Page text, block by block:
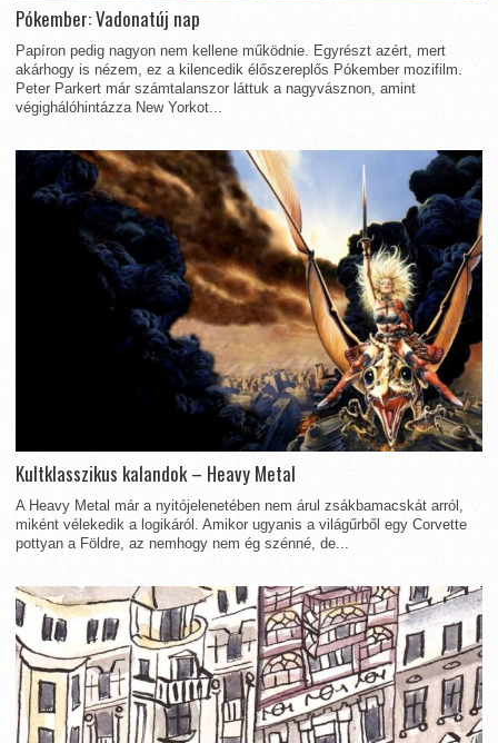
Pókember: Vadonatúj nap
Papíron pedig nagyon nem kellene működnie. Egyrészt azért, mert
akárhogy is nézem, ez a kilencedik élőszereplős Pókember mozifilm.
Peter Parkert már számtalanszor láttuk a nagyvásznon, amint
végighálóhintázza New Yorkot...
Kultklasszikus kalandok – Heavy Metal
A Heavy Metal már a nyitójelenetében nem árul zsákbamacskát arról,
miként vélekedik a logikáról. Amikor ugyanis a világűrből egy Corvette
pottyan a Földre, az nemhogy nem ég szénné, de...